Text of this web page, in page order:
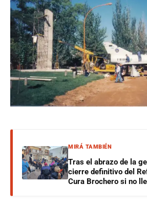
MIRÁ TAMBIÉN
Tras el abrazo de la
cierre definitivo del
Cura Brochero si no